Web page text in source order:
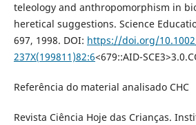
teleology and anthropomorphism in
heretical suggestions. Science
697, 1998. DOI: https://doi.org/
237X(199811)82:6<679::AID-
Referência do material analisado CHC
Revista Ciência Hoje das Crianças.